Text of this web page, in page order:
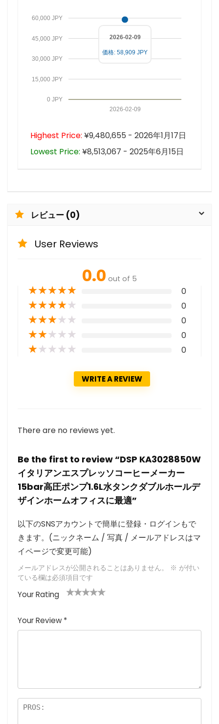
0 JPY
15,000 JPY
30,000 JPY
45,000 JPY
60,000 JPY
2026-02-09
2026-02-09
価格: 58,909 JPY
Highest Price: ¥9,480,655 - 2026年1月17日
Lowest Price: ¥8,513,067 - 2025年6月15日
レビュー (0)
User Reviews
0.0 out of 5
★★★★★ 0
★★★★★ 0
★★★★★ 0
★★★★★ 0
★★★★★ 0
WRITE A REVIEW
There are no reviews yet.
Be the first to review “DSP KA3028850W
イタリアンエスプレッソコーヒーメーカー
15bar高圧ポンプ1.6L水タンクダブルホールデ
ザインホームオフィスに最適”
以下のSNSアカウントで簡単に登録・ログインもで
きます。(ニックネーム / 写真 / メールアドレスはマ
イページで変更可能)
メールアドレスが公開されることはありません。 ※ が付い
ている欄は必須項目です
Your Rating
つ
星
価
星
(最
(最高
評価:
(最高評
価: 5つ
高評価: 5
つ星)
Your Review *